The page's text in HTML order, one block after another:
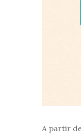
A partir